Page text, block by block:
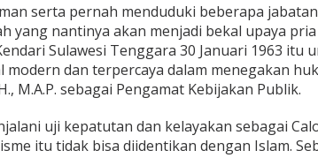
serta pernah menduduki beberapa
yang nantinya akan menjadi bekal upaya
Sulawesi Tenggara 30 Januari 1963 itu
dan terpercaya dalam menegakan
M.A.P. sebagai Pengamat Kebijakan Publik.
uji kepatutan dan kelayakan sebagai
itu tidak bisa diidentikan dengan Islam.